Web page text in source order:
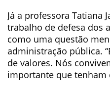
Já a professora Tatiana
trabalho de defesa dos
como uma questão
administração pública.
de valores. Nós
importante que tenham